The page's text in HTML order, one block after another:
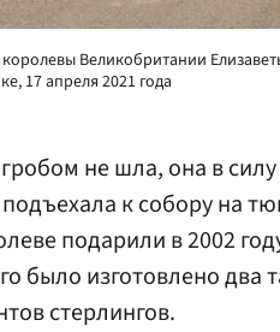
Великобритании
17 апреля 2021 года
не шла, она в
к собору на
подарили в 2002
было изготовлено
стерлингов.